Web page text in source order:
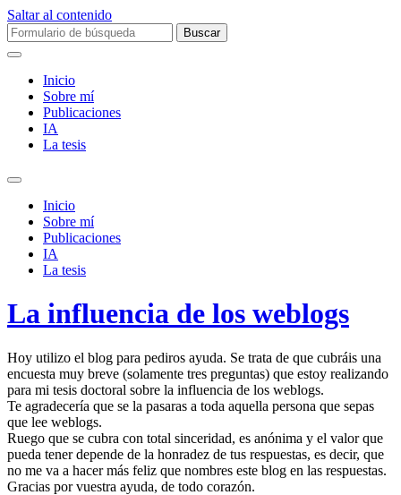
Saltar al contenido
Buscar:
Inicio
Sobre mí­
Publicaciones
IA
La tesis
Alternar
campo
búsqueda
Inicio
Sobre mí­
Publicaciones
IA
La tesis
La influencia de los weblogs
Hoy utilizo el blog para pediros ayuda. Se trata de que cubráis una
encuesta muy breve (solamente tres preguntas) que estoy realizando
para mi tesis doctoral sobre la influencia de los weblogs.
Te agradecería que se la pasaras a toda aquella persona que sepas
que lee weblogs.
Ruego que se cubra con total sinceridad, es anónima y el valor que
pueda tener depende de la honradez de tus respuestas, es decir, que
no me va a hacer más feliz que nombres este blog en las respuestas.
Gracias por vuestra ayuda, de todo corazón.